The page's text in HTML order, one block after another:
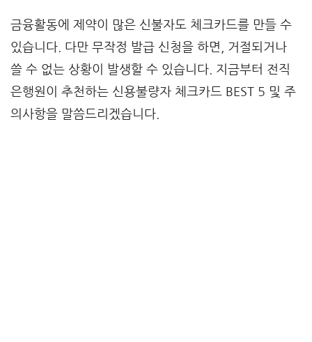
금융활동에 제약이 많은 신불자도 체크카드를 만들 수
있습니다. 다만 무작정 발급 신청을 하면, 거절되거나
쓸 수 없는 상황이 발생할 수 있습니다. 지금부터 전직
은행원이 추천하는 신용불량자 체크카드 BEST 5 및 주
의사항을 말씀드리겠습니다.